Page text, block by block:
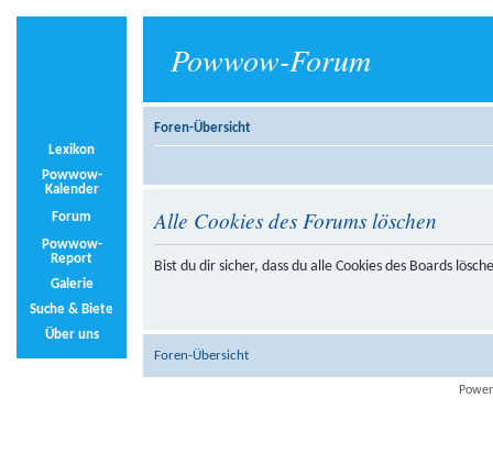
Powwow-Forum
Lexikon
Powwow-
Kalender
Forum
Powwow-
Report
Galerie
Suche & Biete
Über uns
Foren-Übersicht
Alle Cookies des Forums löschen
Bist du dir sicher, dass du alle Cookies des Boards
Foren-Übersicht